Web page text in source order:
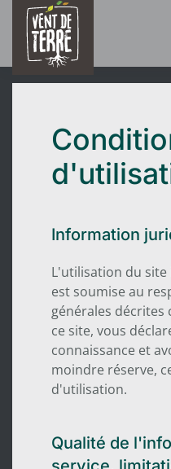
Accéder au contenu
Information
L'utilisation du
est soumise au
générales décrites
ce site, vous
connaissance et
moindre réserve,
d'utilisation.
Qualité de